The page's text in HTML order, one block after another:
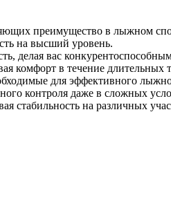
преимущество в лыжном
на высший уровень.
делая вас
комфорт в течение длительных
для эффективного
контроля даже в сложных
стабильность на различных